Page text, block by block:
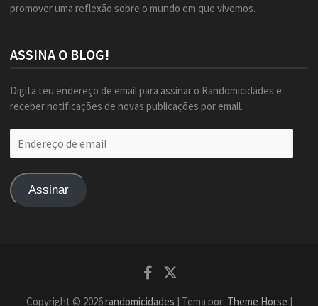
promover uma reflexão sobre o mundo em que vivemos.
ASSINA O BLOG!
Digita teu endereço de email para assinar o Randomicidades e
receber notificações de novas publicações por email.
de
Assinar
Facebook
Copyright © 2026randomicidades | Tema por: Theme Horse